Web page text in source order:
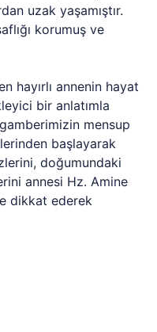
uzak yaşamıştır.
korumuş ve
hayırlı annenin hayat
bir anlatımla
mensup
başlayarak
doğumundaki
annesi Hz. Amine
dikkat ederek